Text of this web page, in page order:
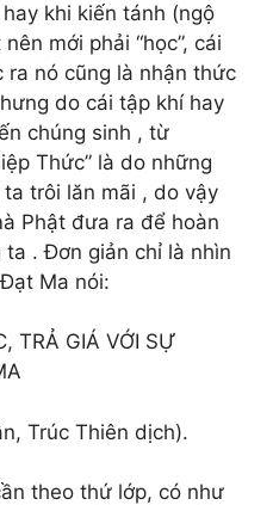
khi kiến tánh (ngộ
mới phải “học”, cái
ra nó cũng là nhận thức
do cái tập khí hay
chúng sinh , từ
Thức” là do những
trôi lăn mãi , do vậy
Phật đưa ra để hoàn
. Đơn giản chỉ là nhìn
Ma nói:
TRẢ GIÁ VỚI SỰ
Trúc Thiên dịch).
theo thứ lớp, có như